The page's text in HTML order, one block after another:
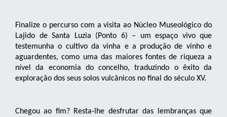
Finalize o percurso com a visita ao Núcleo Museológico do
Lajido de Santa Luzia (Ponto 6) – um espaço vivo que
testemunha o cultivo da vinha e a produção de vinho e
aguardentes, como uma das maiores fontes de riqueza a
nível da economia do concelho, traduzindo o êxito da
exploração dos seus solos vulcânicos no final do século XV.
Chegou ao fim? Resta-lhe desfrutar das lembranças que